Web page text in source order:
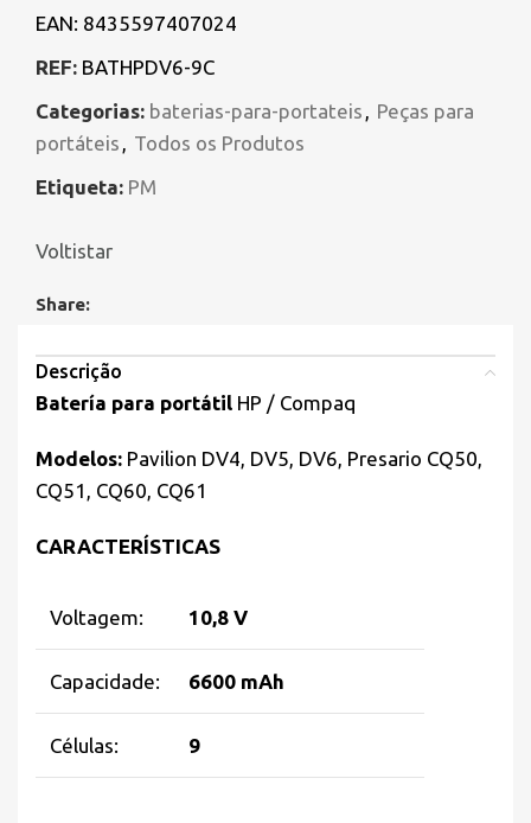
EAN: 8435597407024
REF: BATHPDV6-9C
Categorias: baterias-para-portateis , Peças para
portáteis , Todos os Produtos
Etiqueta: PM
Voltistar
Share:
Descrição
Batería para portátil HP / Compaq
Modelos: Pavilion DV4, DV5, DV6, Presario CQ50,
CQ51, CQ60, CQ61
CARACTERÍSTICAS
Voltagem: 10,8 V
Capacidade: 6600 mAh
Células: 9